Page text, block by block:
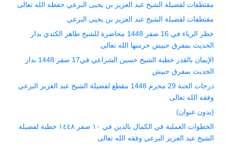
مقتطفات لفضيلة الشيخ عبد العزيز بن يحيى البرعي حفظه الله تعالى
مقتطفات لفضيلة الشيخ عبد العزيز بن يحيى البرعي
خطر الرياء في 16 صفر 1448 محاضرة للشيخ طاهر الكندي بدار
الحديث بمفرق حبيش حرسها الله تعالى
الإيمان بالقدر خطبة الشيخ حسين الشراعي في17 صفر 1448 بدار
الحديث بمفرق حبيش
درجات الجنة 29 محرم 1448 مقطع لفضيلة الشيخ عبد العزيز البرعي
وفقه الله تعالى
(بدون عنوان)
الخطوات العملية في الكمال بالدين في ١٠ صفر ١٤٤٨ خطبة لفضيلة
الشيخ عبد العزيز البرعي وفقه الله تعالى